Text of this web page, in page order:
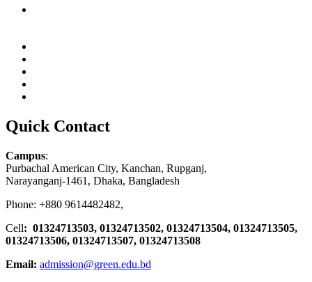
Quick Contact
Campus:
Purbachal American City, Kanchan, Rupganj,
Narayanganj-1461, Dhaka, Bangladesh
Phone: +880 9614482482,
Cell: 01324713503, 01324713502, 01324713504, 01324713505,
01324713506, 01324713507, 01324713508
Email: admission@green.edu.bd